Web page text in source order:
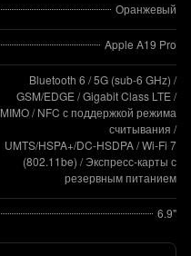
Оранжевый
Apple A19 Pro
Bluetooth 6 / 5G (sub‑6 GHz) /
GSM/EDGE / Gigabit Class LTE /
MIMO / NFC с поддержкой режима
считывания /
UMTS/HSPA+/DC‑HSDPA / Wi‑Fi 7
(802.11be) / Экспресс‑карты с
резервным питанием
6.9"